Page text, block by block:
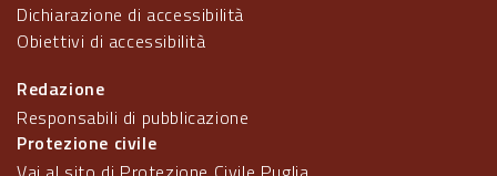
Dichiarazione di accessibilità
Obiettivi di accessibilità
Redazione
Responsabili di pubblicazione
Protezione civile